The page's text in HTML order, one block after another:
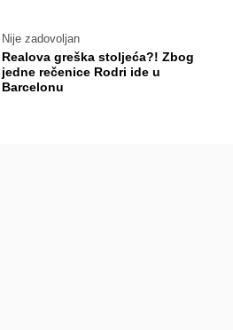
Nije zadovoljan
Realova greška stoljeća?! Zbog
jedne rečenice Rodri ide u
Barcelonu